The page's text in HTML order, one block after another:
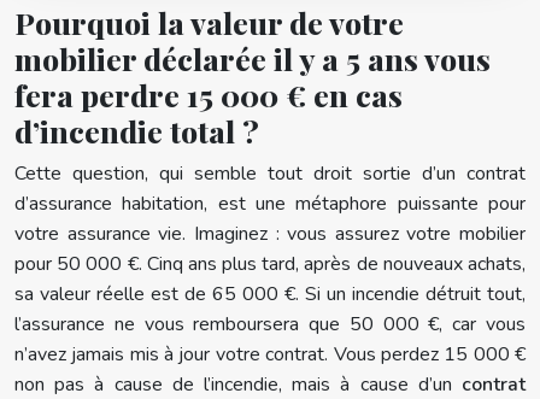
Pourquoi la valeur de votre
mobilier déclarée il y a 5 ans vous
fera perdre 15 000 € en cas
d’incendie total ?
Cette question, qui semble tout droit sortie d’un contrat
d’assurance habitation, est une métaphore puissante pour
votre assurance vie. Imaginez : vous assurez votre mobilier
pour 50 000 €. Cinq ans plus tard, après de nouveaux achats,
sa valeur réelle est de 65 000 €. Si un incendie détruit tout,
l’assurance ne vous remboursera que 50 000 €, car vous
n’avez jamais mis à jour votre contrat. Vous perdez 15 000 €
non pas à cause de l’incendie, mais à cause d’un contrat